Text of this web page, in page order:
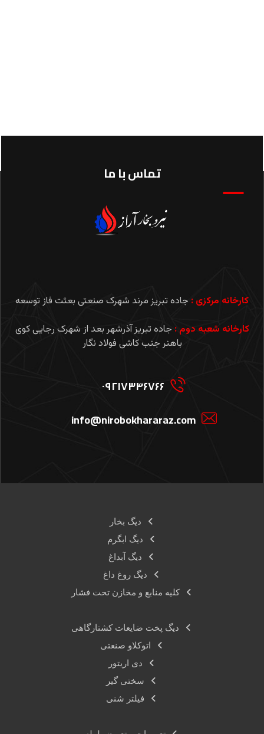
تماس با ما
کارخانه مرکزی : جاده تبریز مرند شهرک صنعتی بعثت فاز توسعه
کارخانه شعبه دوم : جاده تبریز آذرشهر بعد از شهرک رجایی کوی
باهنر جنب کاشی فولاد نگار
۰۹۲۱۷۳۴۶۷۶۶
info@nirobokhararaz.com
دیگ بخار
دیگ ابگرم
دیگ آبداغ
دیگ روغ داغ
کلیه منابع و مخازن تحت فشار
دیگ پخت ضایعات کشتارگاهی
اتوکلاو صنعتی
دی اریتور
سختی گیر
فیلتر شنی